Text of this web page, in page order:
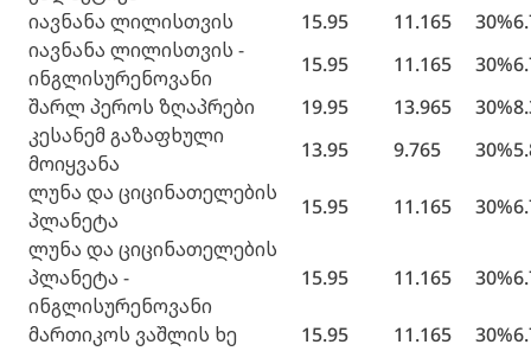
იავნანა ლილისთვის
15.95 11.165 30%
იავნანა ლილისთვის -
ინგლისურენოვანი
15.95 11.165 30%
შარლ პეროს ზღაპრები
19.95 13.965 30%
კესანემ გაზაფხული
მოიყვანა
13.95 9.765 30%
ლუნა და ციცინათელების
პლანეტა
15.95 11.165 30%
ლუნა და ციცინათელების
პლანეტა -
ინგლისურენოვანი
15.95 11.165 30%
მართიკოს ვაშლის ხე 15.95 11.165 30%